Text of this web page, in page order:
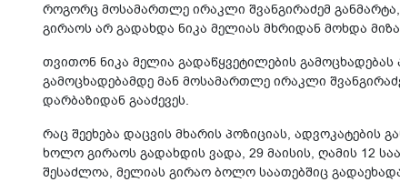
როგორც მოსამართლე ირაკლი შვანგირაძემ
გირაოს არ გადახდა ნიკა მელიას მხრიდან მოხდა
თვითონ ნიკა მელია გადაწყვეტილების
გამოცხადებამდე მან მოსამართლე ირაკლი
დარბაზიდან გააძევეს.
რაც შეეხება დაცვის მხარის პოზიციას, ადვოკატების
ხოლო გირაოს გადახდის ვადა, 29 მაისის, ღამის 12
შესაძლოა, მელიას გირაო ბოლო საათებშიც